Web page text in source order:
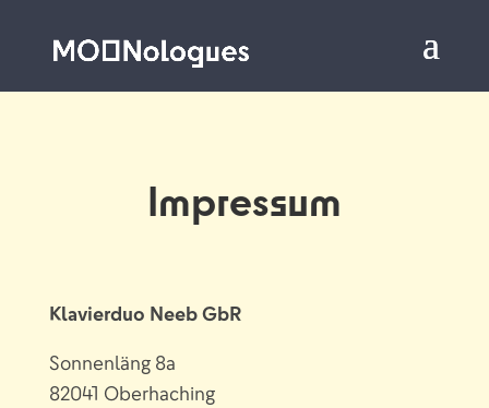
Impressum
Klavierduo Neeb GbR
Sonnenläng 8a
82041 Oberhaching